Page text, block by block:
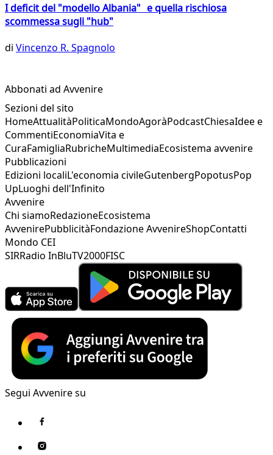
I deficit del "modello Albania" e quella rischiosa
scommessa sugli "hub"
di Vincenzo R. Spagnolo
Abbonati ad Avvenire
Sezioni del sito
HomeAttualitàPoliticaMondoAgoràPodcastChiesaIdee e
CommentiEconomiaVita e
CuraFamigliaRubricheMultimediaEcosistema avvenire
Pubblicazioni
Edizioni localiL'economia civileGutenbergPopotusPop
UpLuoghi dell'Infinito
Avvenire
Chi siamoRedazioneEcosistema
AvvenirePubblicitàFondazione AvvenireShopContatti
Mondo CEI
SIRRadio InBluTV2000FISC
Segui Avvenire su